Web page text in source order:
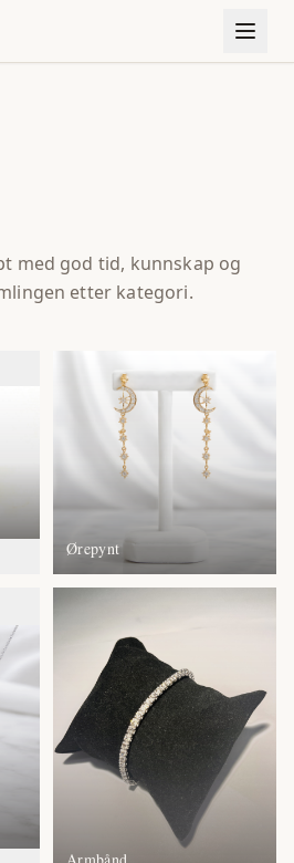
med god tid, kunnskap og
etter kategori.
Ørepynt